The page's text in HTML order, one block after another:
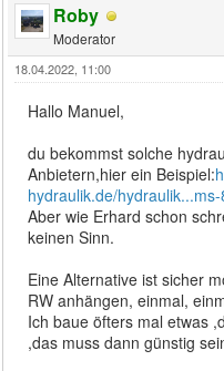
Roby
Moderator
18.04.2022, 11:00
Hallo Manuel,
du bekommst solche
Anbietern,hier ein Beispiel:
hydraulik.de/
Aber wie Erhard schon
keinen Sinn.
Eine Alternative ist sicher
RW anhängen, einmal,
Ich baue öfters mal etwas
,das muss dann günstig